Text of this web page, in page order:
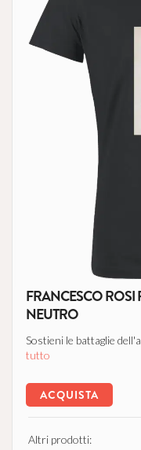
FRANCESCO ROSI
NEUTRO
Sostieni le battaglie
tutto
ACQUISTA
Altri prodotti: